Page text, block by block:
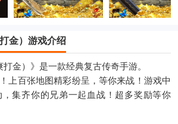
金）游戏介绍
打金）》是一款经典复古传奇手游。
上百张地图精彩纷呈，等你来战！游戏中
集齐你的兄弟一起血战！超多奖励等你